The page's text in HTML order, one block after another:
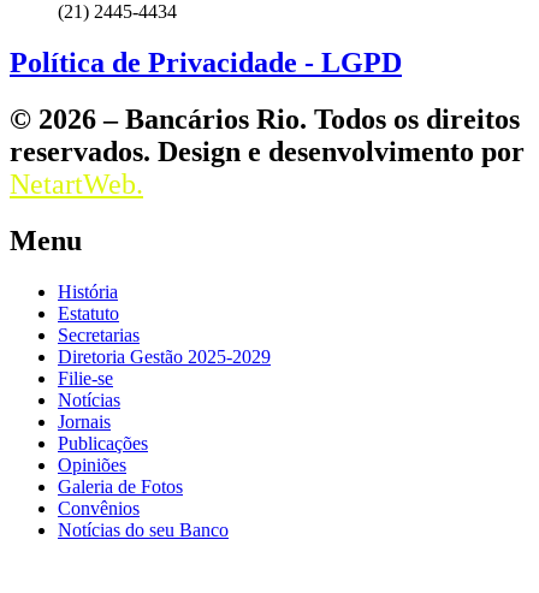
(21) 2445-4434
Política de Privacidade - LGPD
© 2026 – Bancários Rio. Todos os direitos
reservados. Design e desenvolvimento por
NetartWeb.
Menu
História
Estatuto
Secretarias
Diretoria Gestão 2025-2029
Filie-se
Notícias
Jornais
Publicações
Opiniões
Galeria de Fotos
Convênios
Notícias do seu Banco